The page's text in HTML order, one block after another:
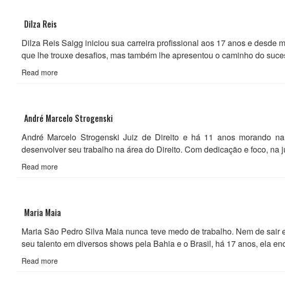
Dilza Reis
Dilza Reis Saigg iniciou sua carreira profissional aos 17 anos e desde
que lhe trouxe desafios, mas também lhe apresentou o caminho do
Read more
André Marcelo Strogenski
André Marcelo Strogenski Juiz de Direito e há 11 anos morando
desenvolver seu trabalho na área do Direito. Com dedicação e foco,
Read more
Maria Maia
Maria São Pedro Silva Maia nunca teve medo de trabalho. Nem de
seu talento em diversos shows pela Bahia e o Brasil, há 17 anos, ela
Read more